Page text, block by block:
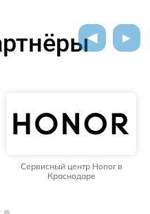
Сервисный центр Honor в
Краснодаре